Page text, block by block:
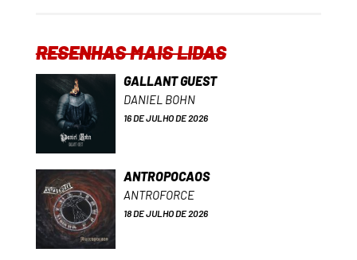
RESENHAS MAIS LIDAS
GALLANT GUEST
DANIEL BOHN
16 DE JULHO DE 2026
ANTROPOCAOS
ANTROFORCE
18 DE JULHO DE 2026